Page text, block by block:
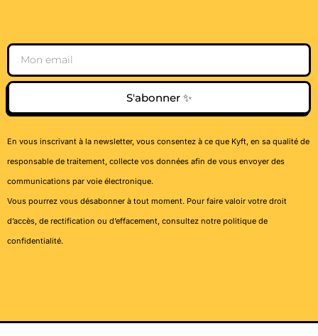
Email
S'abonner ✨
En vous inscrivant à la newsletter, vous consentez à ce que Kyft, en sa qualité de
responsable de traitement, collecte vos données afin de vous envoyer des
communications par voie électronique.
Vous pourrez vous désabonner à tout moment. Pour faire valoir votre droit
d’accès, de rectification ou d’effacement, consultez notre politique de
confidentialité.